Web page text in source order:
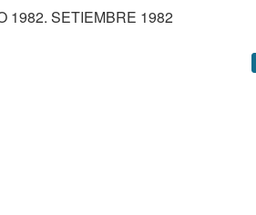
1982. SETIEMBRE 1982